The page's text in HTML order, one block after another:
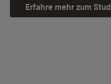
Erfahre mehr zum